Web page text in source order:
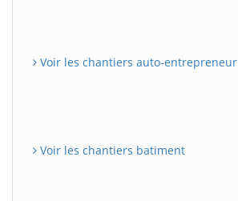
Voir les chantiers auto-entrepreneur
Voir les chantiers batiment